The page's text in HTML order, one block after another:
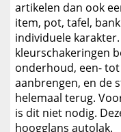
artikelen dan ook
item, pot, tafel,
individuele
kleurschakeringen
onderhoud, een-
aanbrengen, en de
helemaal terug.
is dit niet nodig.
hoogglans autolak.